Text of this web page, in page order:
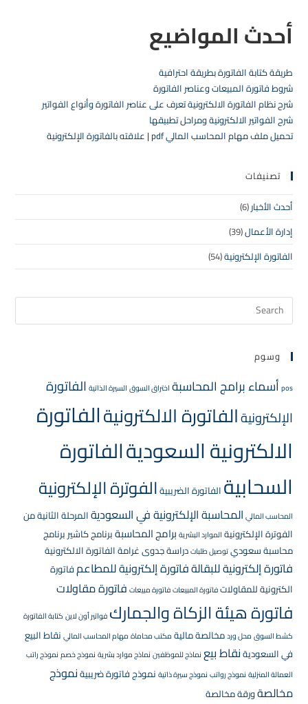
أحدث المواضيع
طريقة كتابة الفاتورة بطريقة احترافية
شروط فاتورة المبيعات وعناصر الفاتورة
شرح نظام الفاتورة الالكترونية تعرف على عناصر الفاتورة وأنواع الفواتير
شرح الفواتير الالكترونية ومراحل تطبيقها
تحميل ملف مهام المحاسب المالي pdf | علاقته بالفاتورة الإلكترونية
تصنيفات
أحدث الأخبار(6)
إدارة الأعمال(39)
الفاتورة الإلكترونية(54)
وسوم
pos أسماء برامج المحاسبة اختراق السوق السيرة الذاتية الفاتورة
الإلكترونيةالفاتورة الالكترونيةالفاتورة
الالكترونية السعوديةالفاتورة
السحابية الفاتورة الضريبيةالفوترة الإلكترونية
المحاسب المالي المحاسبة الإلكترونية في السعوديةالمرحلة الثانية من
الفوترة الإلكترونية الموارد البشرية برامج المحاسبةبرنامج كاشيربرنامج
محاسبة سعوديتوصيل طلباتدراسة جدوىغرامة الفاتورة الالكترونية
فاتورة إلكترونية للبقالةفاتورة إلكترونية للمطاعمفاتورة
الكترونية للمقاولاتفاتورة المبيعاتفاتورة مبيعات فاتورة مقاولات
فاتورة هيئة الزكاة والجمارك فواتير أون لاين كتابة الفاتورة
كشط السوق محل وردمخالصة مالية مكتب محاماة مهام المحاسب المالي نقاط البيع
في السعوديةنقاط بيع نماذج للموظفين نماذج موارد بشرية نموذج خصم نموذج راتب
العمالة المنزلية نموذج رواتب نموذج سيرة ذاتية نموذج فاتورة ضريبيةنموذج
مخالصةورقة مخالصة